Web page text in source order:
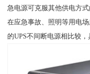
急电源可克服其他供电方
在应急事故、照明等用电
的UPS不间断电源相比较，